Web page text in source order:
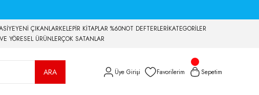
YENİ ÇIKANLARKELEPİR KİTAPLAR %60NOT DEFTERLERİKATEGORİLER
YÖRESEL ÜRÜNLERÇOK SATANLAR
ARA Üye Girişi Favorilerim Sepetim